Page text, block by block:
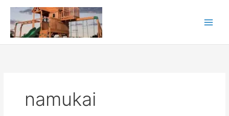
turinio
namukai